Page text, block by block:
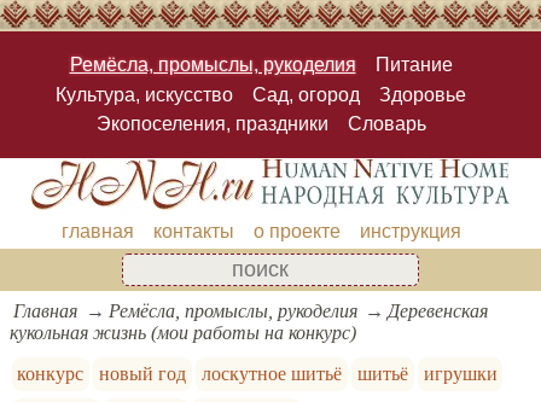
Ремёсла, промыслы, рукоделия
Питание
Культура, искусство
Сад, огород
Здоровье
Экопоселения, праздники
Словарь
главная контакты о проекте инструкция
Главная Ремёсла, промыслы, рукоделия
Деревенская
кукольная жизнь (мои работы на конкурс)
конкурс
новый год лоскутное шитьё шитьё
игрушки